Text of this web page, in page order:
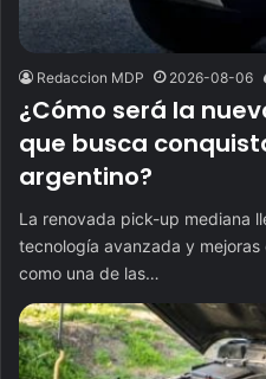
Redaccion MDP 2026-08-06
¿Cómo será la
que busca
argentino?
La renovada pick-up mediana
tecnología avanzada y
como una de las…